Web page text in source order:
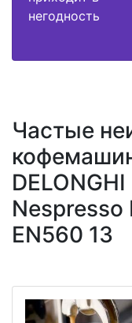
негодность
Частые
EN560 13